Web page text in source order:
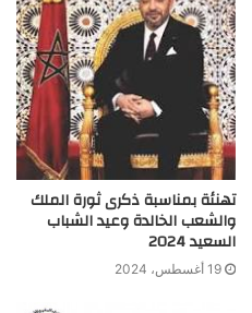
تهنئة بمناسبة ذكرى ثورة الملك
والشعب الخالدة وعيد الشباب
السعيد 2024
19 أغسطس، 2024